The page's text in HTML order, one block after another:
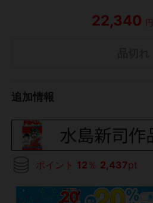
22,340 円
追加情報
ポイント 12 ％ 2,437pt